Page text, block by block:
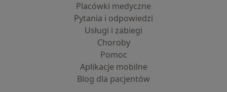
Placówki medyczne
Pytania i odpowiedzi
Usługi i zabiegi
Choroby
Pomoc
Aplikacje mobilne
Blog dla pacjentów